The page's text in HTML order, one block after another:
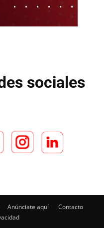
sociales
Anúnciate aquí
Contacto